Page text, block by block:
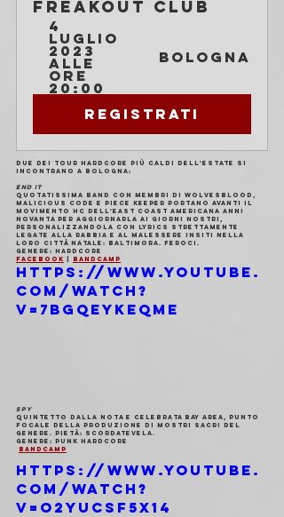
Freakout Club
4
luglio
2023
alle
ore
20:00
Bologna
Registrati
Due dei tour hardcore più caldi dell'estate si
incontrano a Bologna:
END IT
Quotatissima band con membri di Wolvesblood,
Malicious Code e Piece Keeper portano avanti il
movimento HC dell'East Coast americana anni
Novanta per aggiornarla ai giorni nostri,
personalizzandola con lyrics strettamente
legate alla rabbia e al malessere insiti nella
loro città natale: Baltimora. Feroci.
Genere : Hardcore
Facebook
Bandcamp
https://www.youtube.
com/watch?
v=7BgQEyKeQmE
SPY
Quintetto dalla nota e celebrata Bay Area, punto
focale della produzione di mostri sacri del
genere. Pietà: scordatevela.
Genere : Punk hardcore
Bandcamp
https://www.youtube.
com/watch?
v=o2YuCSf5x14